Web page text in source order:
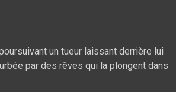
un tueur laissant derrière lui
par des rêves qui la plongent dans